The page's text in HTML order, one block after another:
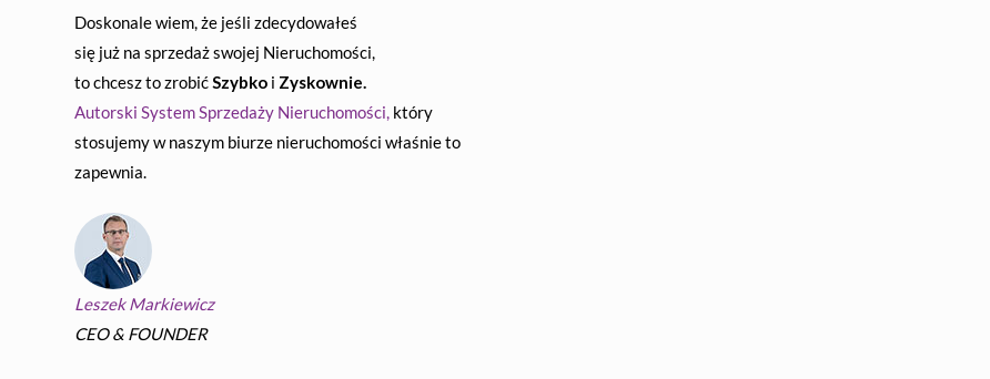
Doskonale wiem, że jeśli zdecydowałeś
się już na sprzedaż swojej Nieruchomości,
to chcesz to zrobićSzybko i Zyskownie.
Autorski System Sprzedaży Nieruchomości, który
stosujemy w naszym biurze nieruchomości właśnie to
zapewnia.
Leszek Markiewicz
CEO & FOUNDER